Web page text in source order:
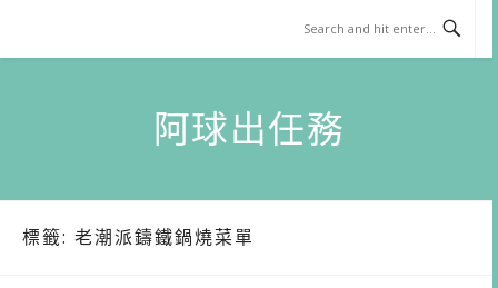
content
阿球出任務
標籤: 老潮派鑄鐵鍋燒菜單